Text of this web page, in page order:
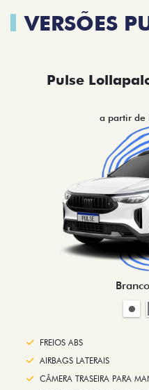
VERSÕES
Pulse
a partir de
FREIOS ABS
AIRBAGS LATERAIS
CÂMERA TRASEIRA PARA